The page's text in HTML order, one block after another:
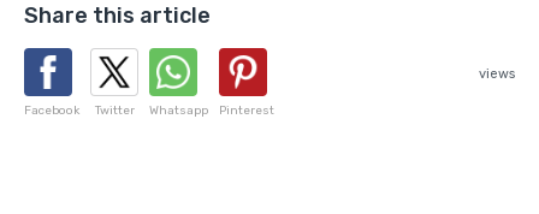
Share this article
Facebook Twitter Whatsapp Pinterest
views